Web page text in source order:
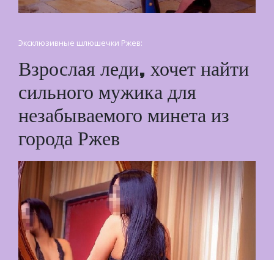
Эксклюзивные шлюшечки Ржев:
Взрослая леди, хочет найти
сильного мужика для
незабываемого минета из
города Ржев